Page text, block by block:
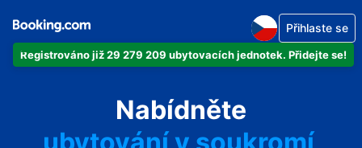
Registrováno již 29 279 209 ubytovacích jednotek. Přidejte se!
Přihlaste se
Nabídněte
svůj byt
svůj hotel